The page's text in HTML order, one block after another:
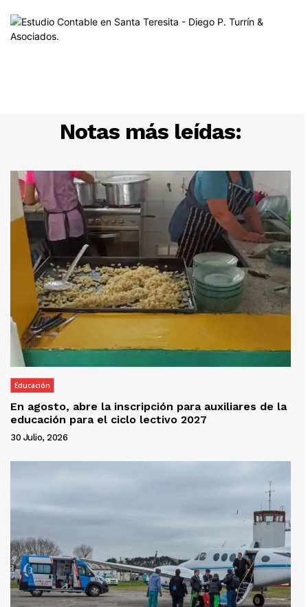
Notas más leídas:
Educación
En agosto, abre la inscripción para auxiliares de la
educación para el ciclo lectivo 2027
30 Julio, 2026